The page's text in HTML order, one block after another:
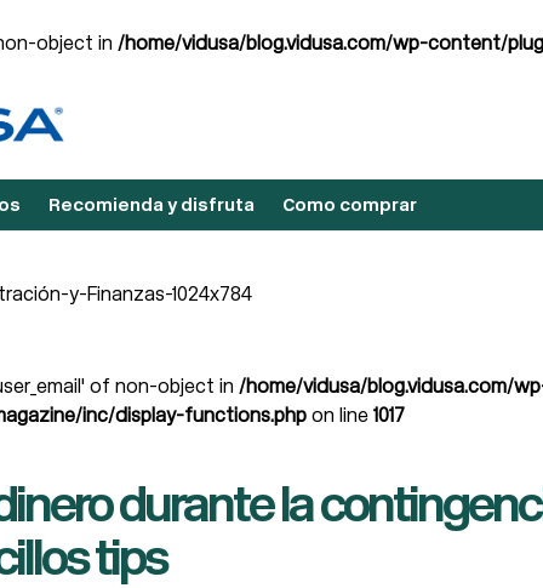
object in /home/vidusa/blog.vidusa.com/wp-content/
Recomienda y disfruta Como comprar
of non-object in /home/vidusa/blog.vidusa.com/
inc/display-functions.php on line 1017
durante la
tips